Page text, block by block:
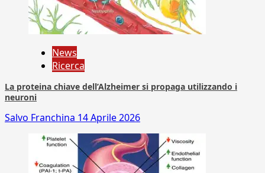
News
Ricerca
La proteina chiave dell’Alzheimer si propaga utilizzando i
neuroni
Salvo Franchina 14 Aprile 2026